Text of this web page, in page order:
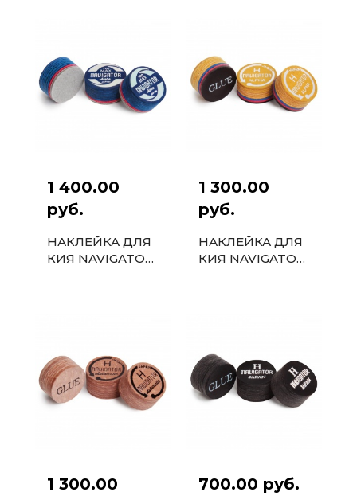
1 400.00
руб.
НАКЛЕЙКА ДЛЯ
КИЯ NAVIGATOR
1 300.00
руб.
НАКЛЕЙКА ДЛЯ
КИЯ NAVIGATOR
1 300.00
700.00 руб.